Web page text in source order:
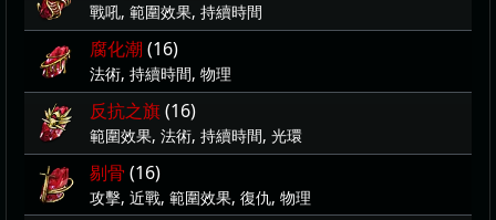
戰吼, 範圍效果, 持續時間
腐化潮 (16)
法術, 持續時間, 物理
反抗之旗(16)
範圍效果, 法術, 持續時間, 光環
剔骨 (16)
攻擊, 近戰, 範圍效果, 復仇, 物理